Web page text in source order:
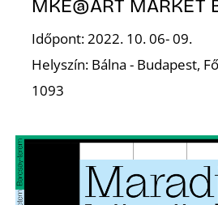
MKE@ART MARKET
Időpont: 2022. 10. 06- 09.
Helyszín: Bálna - Budapest,
1093